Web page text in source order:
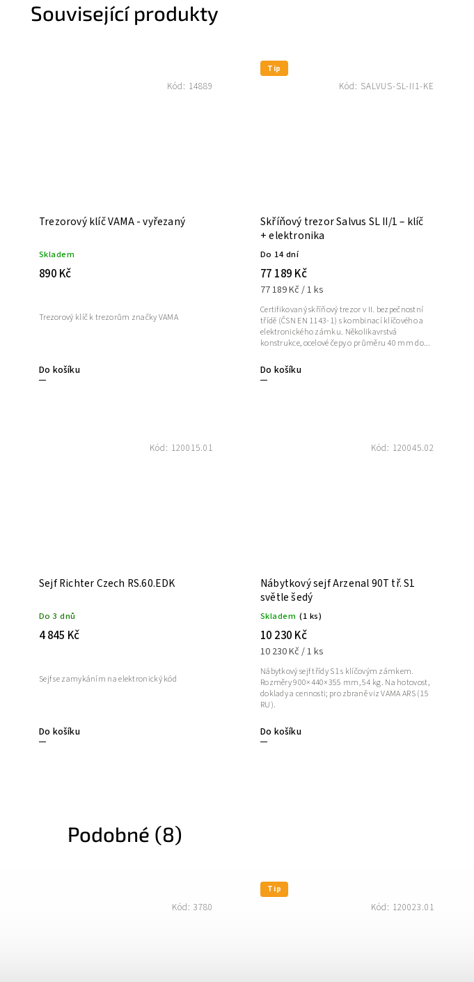
Související produkty
Trezorový klíč VAMA - vyřezaný
Skladem
890 Kč
Do košíku
Trezorový klíč k trezorům značky VAMA
Kód: 14889
Tip
Skříňový trezor Salvus SL II/1 – klíč
+ elektronika
Do 14 dní
77 189 Kč
77 189 Kč / 1 ks
Do košíku
Certifikovaný skříňový trezor v II. bezpečnostní
třídě (ČSN EN 1143-1) s kombinací klíčového a
elektronického zámku. Několikavrstvá
konstrukce, ocelové čepy o průměru 40 mm do...
Kód: SALVUS-SL-II1-KE
Sejf Richter Czech RS.60.EDK
Do 3 dnů
4 845 Kč
Do košíku
Sejf se zamykáním na elektronický kód
Kód: 120015.01
Nábytkový sejf Arzenal 90T tř. S1
světle šedý
Skladem (1 ks)
10 230 Kč
10 230 Kč / 1 ks
Do košíku
Nábytkový sejf třídy S1 s klíčovým zámkem.
Rozměry 900×440×355 mm, 54 kg. Na hotovost,
doklady a cennosti; pro zbraně viz VAMA ARS (15
RU).
Kód: 120045.02
Podobné (8)
Kód:3780
Tip
Kód: 120023.01